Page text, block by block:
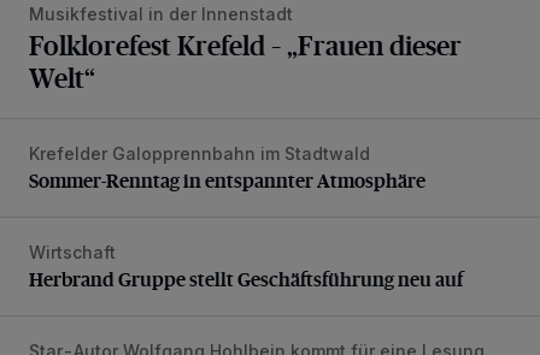
Musikfestival in der Innenstadt
Folklorefest Krefeld – „Frauen dieser
Welt“
Sommer-Renntag in entspannter Atmosphäre
Krefelder Galopprennbahn im Stadtwald
Sommer-Renntag in entspannter Atmosphäre
Herbrand Gruppe stellt Geschäftsführung neu auf
Wirtschaft
Herbrand Gruppe stellt Geschäftsführung neu auf
Star-Autor Wolfgang Hohlbein kommt für eine Lesung